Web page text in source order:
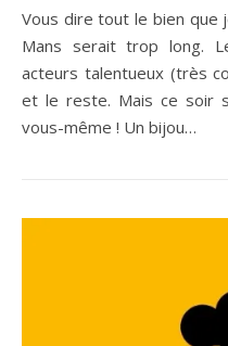
Vous dire tout le bien que je pense la comédie The Wrong
Mans serait trop long.
acteurs talentueux (très
et le reste. Mais ce soir
vous-même ! Un bijou…